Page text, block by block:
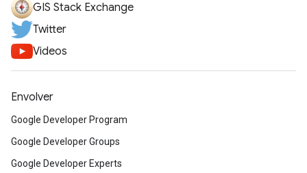
GIS Stack Exchange
Twitter
Videos
Envolver
Google Developer Program
Google Developer Groups
Google Developer Experts